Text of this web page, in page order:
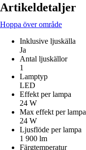
Artikeldetaljer
Hoppa över område
Inklusive ljuskälla
Ja
Antal ljuskällor
1
Lamptyp
LED
Effekt per lampa
24 W
Max effekt per lampa
24 W
Ljusflöde per lampa
1 900 lm
Färgtemperatur